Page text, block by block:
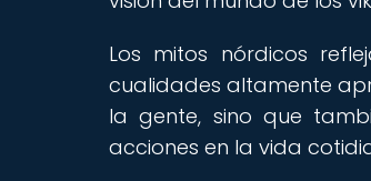
Los mitos nórdicos
cualidades altamente
la gente, sino que
acciones en la vida